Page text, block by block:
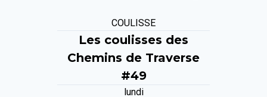
COULISSE
Les coulisses des
Chemins de Traverse
#49
lundi